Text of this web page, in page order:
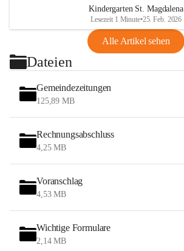
Kindergarten St. Magdalena
Lesezeit 1 Minute•25. Feb. 2026
Alle Artikel sehen
Dateien
Gemeindezeitungen
125,89 MB
Rechnungsabschluss
4,25 MB
Voranschlag
4,53 MB
Wichtige Formulare
2,14 MB